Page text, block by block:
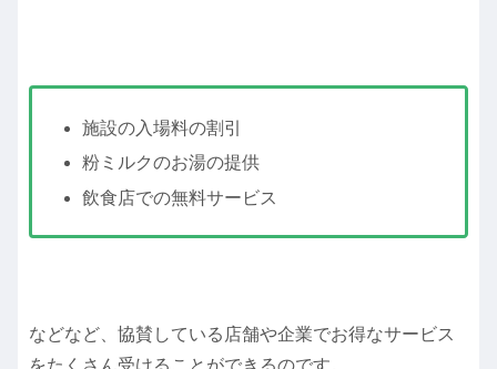
施設の入場料の割引
粉ミルクのお湯の提供
飲食店での無料サービス
などなど、協賛している店舗や企業でお得なサービス
をたくさん受けることができるのです。